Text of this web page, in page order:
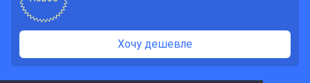
Хочу дешевле